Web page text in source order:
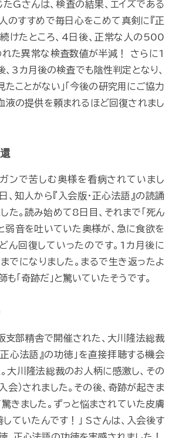
Gさんは、検査の結果、エイズである
のすすめで毎日心をこめて真剣に『正
けたところ、4日後、正常な人の500
た異常な検査数値が半減！ さらに1
、3カ月後の検査でも陰性判定となり、
たことがない」「今後の研究用にご協力
液の提供を頼まれるほど回復されまし
ンで苦しむ奥様を看病されていまし
、知人から『入会版・正心法語』の読誦
た。読み始めて8日目、それまで「死ん
弱音を吐いていた奥様が、急に食欲を
ん回復していったのです。1カ月後に
でになりました。まるで生き返ったよ
も「奇跡だ」と驚いていたそうです。
支部精舎で開催された、大川隆法総裁
正心法語』の功徳」を直接拝聴する機会
大川隆法総裁のお人柄に感激し、その
会）されました。その後、奇跡が起きま
驚きました。ずっと悩まされていた皮膚
ていたんです！」 Sさんは、入会後す